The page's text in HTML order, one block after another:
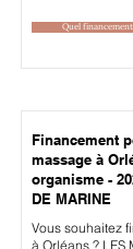
Quel
Financement
massage à
organisme -
DE MARINE
Vous souhaitez
à Orléans ? LES